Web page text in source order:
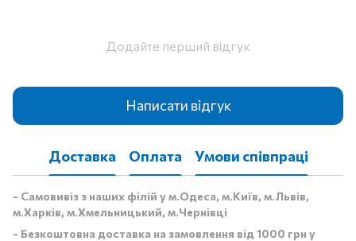
Додайте перший відгук
Написати відгук
Доставка Оплата Умови співпраці
- Самовивіз з наших філій у м.Одеса, м.Київ, м.Львів,
м.Харків, м.Хмельницький, м.Чернівці
- Безкоштовна доставка на замовлення від 1000 грн у